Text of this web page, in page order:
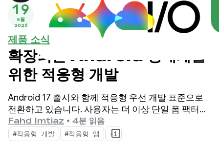
19
5월
2026
제품 소식
확장되는 Android 생태계를
위한 적응형 개발
Android 17 출시와 함께 적응형 우선 개발 표준으로
전환하고 있습니다. 사용자는 더 이상 단일 폼 팩터에
의존하지 않습니다. 하루 종일 휴대전화, 폴더블, 태블
릿, 노트북, 자동차 디스플레이, 몰입형 XR 환경 간에
전환합니다.
Fahd Imtiaz • 4분 읽음
#적응형 개발 #적응형 앱 +1